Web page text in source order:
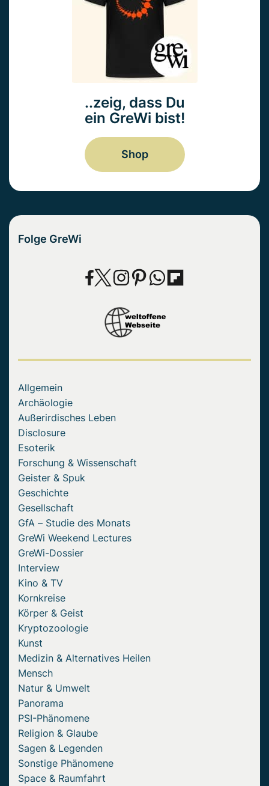
..zeig, dass Du
ein GreWi bist!
Shop
Folge GreWi
Allgemein
Archäologie
Außerirdisches Leben
Disclosure
Esoterik
Forschung & Wissenschaft
Geister & Spuk
Geschichte
Gesellschaft
GfA – Studie des Monats
GreWi Weekend Lectures
GreWi-Dossier
Interview
Kino & TV
Kornkreise
Körper & Geist
Kryptozoologie
Kunst
Medizin & Alternatives Heilen
Mensch
Natur & Umwelt
Panorama
PSI-Phänomene
Religion & Glaube
Sagen & Legenden
Sonstige Phänomene
Space & Raumfahrt